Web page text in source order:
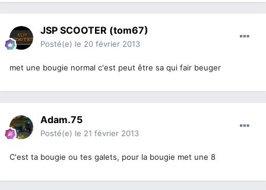
JSP SCOOTER (tom67)
Posté(e) le 20 février 2013
met une bougie normal c'est peut être sa qui fair beuger
Adam.75
Posté(e) le 21 février 2013
C'est ta bougie ou tes galets, pour la bougie met une 8